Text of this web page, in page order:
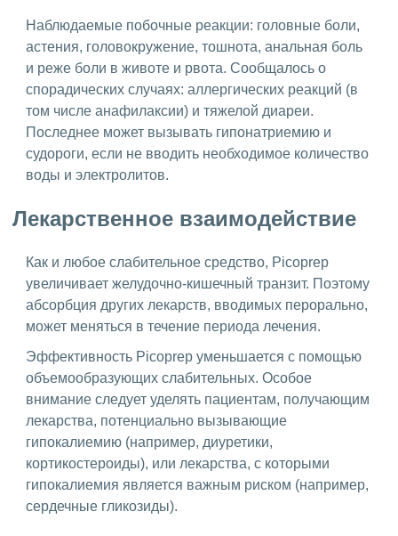
Наблюдаемые побочные реакции: головные боли,
астения, головокружение, тошнота, анальная боль
и реже боли в животе и рвота. Сообщалось о
спорадических случаях: аллергических реакций (в
том числе анафилаксии) и тяжелой диареи.
Последнее может вызывать гипонатриемию и
судороги, если не вводить необходимое количество
воды и электролитов.
Лекарственное взаимодействие
Как и любое слабительное средство, Picoprep
увеличивает желудочно-кишечный транзит. Поэтому
абсорбция других лекарств, вводимых перорально,
может меняться в течение периода лечения.
Эффективность Picoprep уменьшается с помощью
объемообразующих слабительных. Особое
внимание следует уделять пациентам, получающим
лекарства, потенциально вызывающие
гипокалиемию (например, диуретики,
кортикостероиды), или лекарства, с которыми
гипокалиемия является важным риском (например,
сердечные гликозиды).